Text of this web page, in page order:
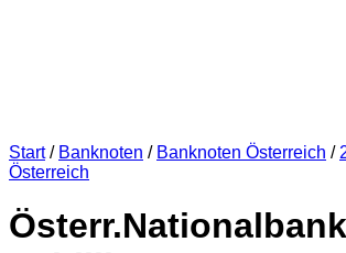
Start / Banknoten / Banknoten Österreich /
Österreich